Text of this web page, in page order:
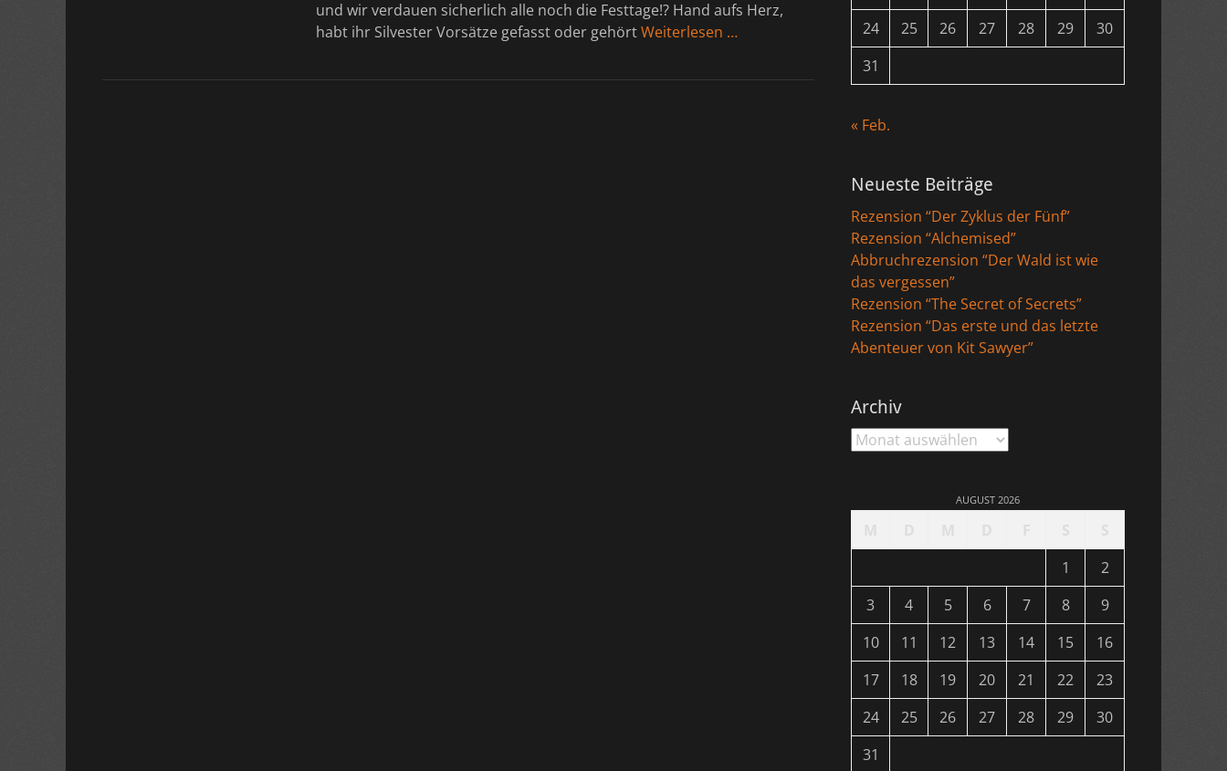
und wir verdauen sicherlich alle noch die Festtage!? Hand aufs Herz,
habt ihr Silvester Vorsätze gefasst oder gehörtWeiterlesen …
24
25 26 27 28 29
30
31
« Feb.
Neueste Beiträge
Rezension “Der Zyklus der Fünf”
Rezension “Alchemised”
Abbruchrezension “Der Wald ist wie
das vergessen”
Rezension “The Secret of Secrets”
Rezension “Das erste und das letzte
Abenteuer von Kit Sawyer”
Archiv
Archiv
AUGUST 2026
1
2
3
4 5 6 7 8
9
10
11 12 13 14 15
16
17
18 19 20 21 22
23
24
25 26 27 28 29
30
31